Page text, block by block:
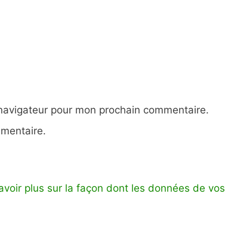
pour mon prochain commentaire.
plus sur la façon dont les données de vos